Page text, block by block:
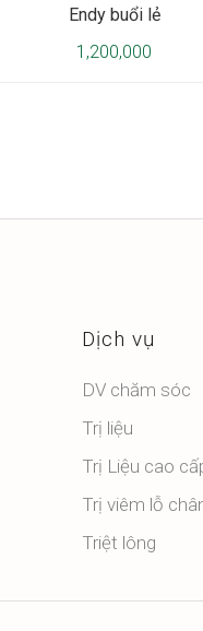
Endy buổi lẻ
1,200,000
Dịch vụ
DV chăm sóc
Trị liệu
Trị Liệu cao
Trị viêm lỗ
Triệt lông